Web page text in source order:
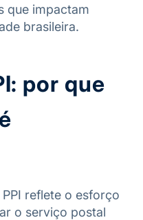
que impactam
brasileira.
por que
reflete o esforço
o serviço postal